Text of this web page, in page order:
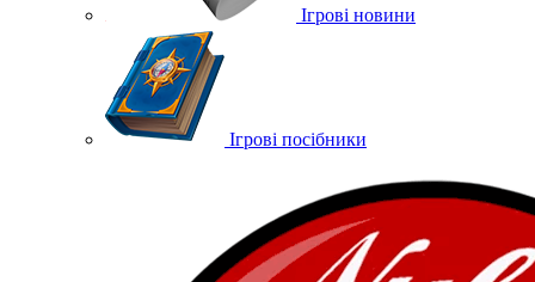
Ігрові новини
Ігрові посібники